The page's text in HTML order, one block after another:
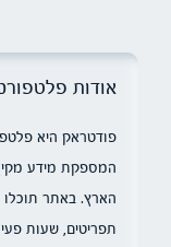
אודות
פודטראק היא
המספקת מידע
הארץ. באתר
תפריטים, שעות